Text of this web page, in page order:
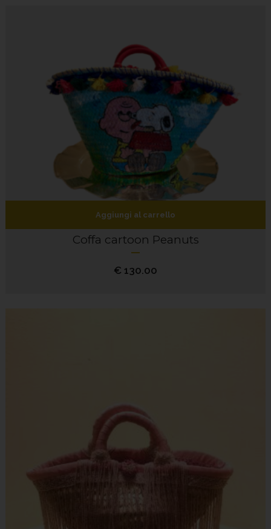
Aggiungi al carrello
Coffa cartoon Peanuts
€ 130.00